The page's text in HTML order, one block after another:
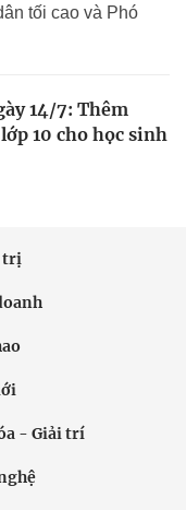
tối cao và Phó
14/7: Thêm
10 cho học sinh
trị
- Giải trí